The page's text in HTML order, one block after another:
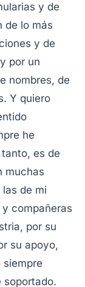
y de
de lo más
y de
por un
nombres, de
Y quiero
he
es de
muchas
de mi
compañeras
por su
su apoyo,
siempre
soportado.